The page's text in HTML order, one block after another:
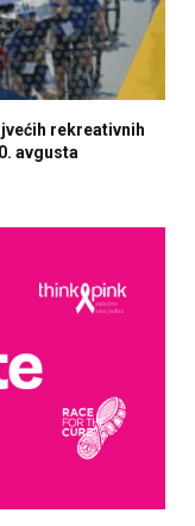
rekreativnih
avgusta